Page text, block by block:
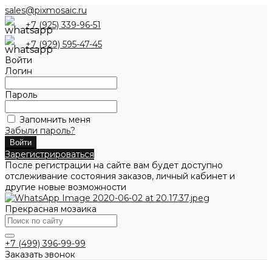
sales@pixmosaic.ru
+7 (925) 339-96-51
+7 (929) 595-47-45
Войти
Логин
Пароль
Запомнить меня
Забыли пароль?
Зарегистрироваться
После регистрации на сайте вам будет доступно
отслеживание состояния заказов, личный кабинет и
другие новые возможности
Прекрасная мозаика
+7 (499) 396-99-99
Заказать звонок